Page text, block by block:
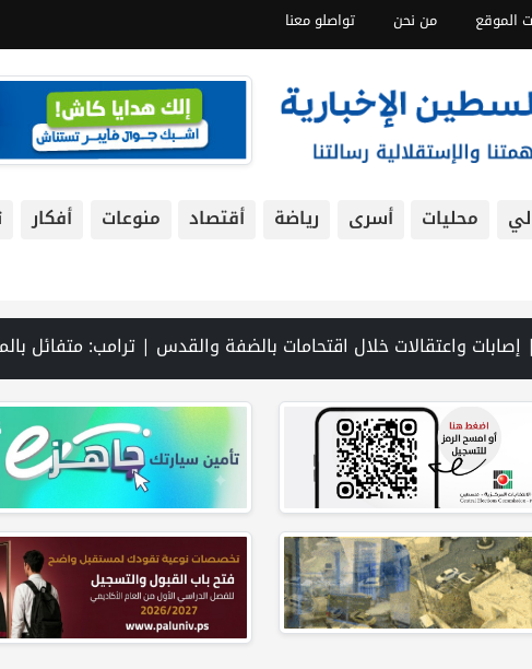
الموقع من نحن تواصلو معنا
محليات أسرى رياضة أقتصاد منوعات أفكار
السنوي العام | محافظة بيت لحم تشارك في إطلاق البرنامج التدريبي لمجالس الهيئات المحلية 2026–2030 في مدينة بيت لحم | إيران: مفاوضات إعادة فتح مضيق هرمز مع عُمان في مراحلها النهائية |